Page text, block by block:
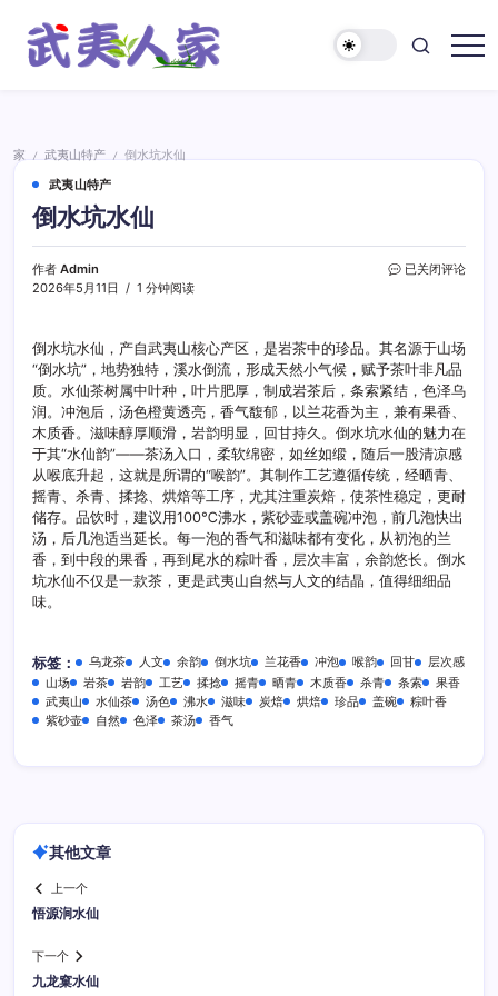
家
家 / 武夷山特产 /
倒水坑水仙
武夷山特产
倒水坑水仙
作者 Admin
2026年5月11日
1 分钟阅读
倒
仙
已关闭评论
倒水坑水仙，产自武夷山核心产区，是岩茶中的珍品。其名源于山场
“倒水坑”，地势独特，溪水倒流，形成天然小气候，赋予茶叶非凡品
质。水仙茶树属中叶种，叶片肥厚，制成岩茶后，条索紧结，色泽乌
润。冲泡后，汤色橙黄透亮，香气馥郁，以兰花香为主，兼有果香、
木质香。滋味醇厚顺滑，岩韵明显，回甘持久。倒水坑水仙的魅力在
于其“水仙韵”——茶汤入口，柔软绵密，如丝如缎，随后一股清凉感
从喉底升起，这就是所谓的“喉韵”。其制作工艺遵循传统，经晒青、
摇青、杀青、揉捻、烘焙等工序，尤其注重炭焙，使茶性稳定，更耐
储存。品饮时，建议用100℃沸水，紫砂壶或盖碗冲泡，前几泡快出
汤，后几泡适当延长。每一泡的香气和滋味都有变化，从初泡的兰
香，到中段的果香，再到尾水的粽叶香，层次丰富，余韵悠长。倒水
坑水仙不仅是一款茶，更是武夷山自然与人文的结晶，值得细细品
味。
标签： 乌龙茶 人文 余韵 倒水坑 兰花香 冲泡 喉韵 回甘
层次感
山场
岩茶 岩韵 工艺 揉捻 摇青 晒青 木质香 杀青 条索
果香
武夷山
水仙茶 汤色 沸水 滋味 炭焙 烘焙 珍品 盖碗
粽叶香
紫砂壶
自然 色泽 茶汤 香气
其他文章
上一个
悟源涧水仙
下一个
九龙窠水仙